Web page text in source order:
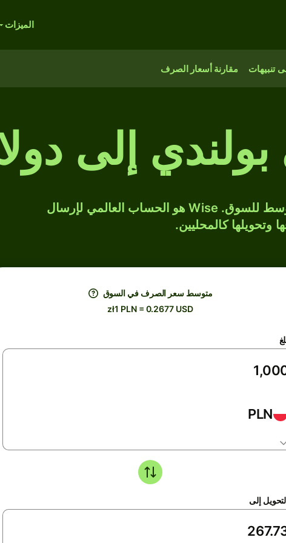
الميزات
تنبيهات مقارنة أسعار الصرف
إلى
حوّل PLN إلى USD بسعر الصرف المتوسط للسوق. Wise هو الحساب العالمي لإرسال
وتحويلها كالمحليين.
متوسط ​​سعر الصرف في السوق
zł1 PLN = 0.2677 USD
PLN
إلى